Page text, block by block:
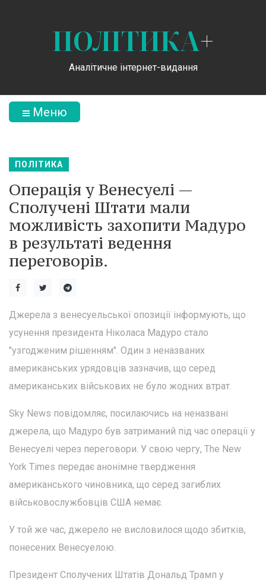
ПОЛІТИКА+
Аналітичне інтернет-видання
Меню
ПОЛІТИКА
Операція у Венесуелі —
Сполучені Штати мали
можливість захопити Мадуро
в результаті ведення
переговорів.
Джерела з венесуельської опозиції інформують, що
усунення президента Ніколаса Мадуро стало
"узгодженим рішенням". Один з неназваних
американських урядовців зазначив, що серед
американських військових не було жодних втрат.
Sky News повідомляє, посилаючись на неназвані
джерела, що Мадуро був затриманий під час операції у
Венесуелі через переговори. У свою чергу, The New
York Times передає анонімне твердження
американського чиновника, що серед загиблих
військовослужбовців США немає.
У той же час, джерело не висловилося щодо збитків,
понесених Венесуелою.
Президент Сполучених Штатів Дональд Трамп у